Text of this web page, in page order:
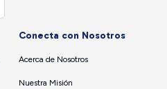
Conecta con Nosotros
Acerca de Nosotros
Nuestra Misión